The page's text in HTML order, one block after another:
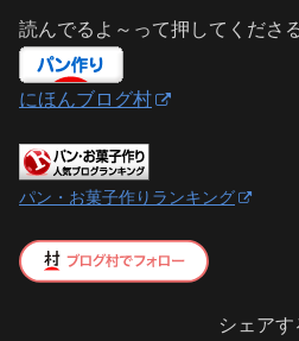
読んでるよ～って押してくださ
にほんブログ村
パン・お菓子作りランキング
シェアす